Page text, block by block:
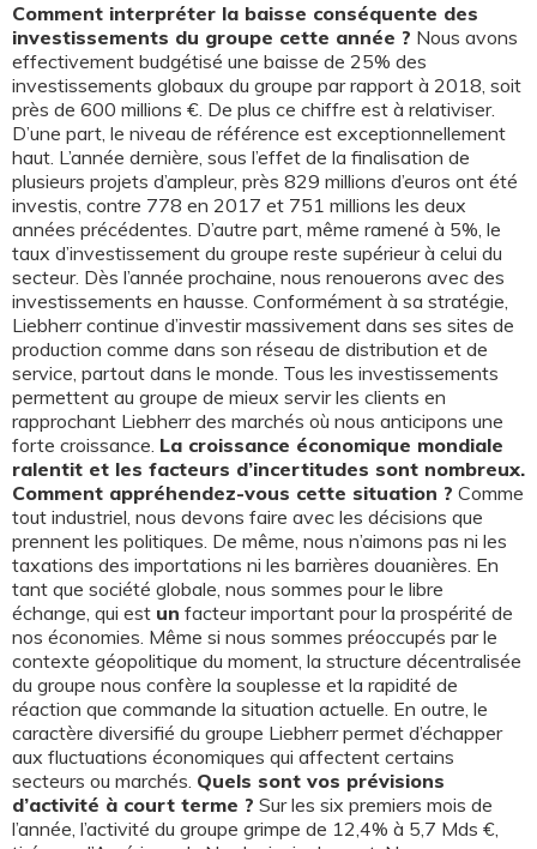
Comment interpréter la baisse conséquente des
investissements du groupe cette année ? Nous avons
effectivement budgétisé une baisse de 25% des
investissements globaux du groupe par rapport à 2018, soit
près de 600 millions €. De plus ce chiffre est à relativiser.
D’une part, le niveau de référence est exceptionnellement
haut. L’année dernière, sous l’effet de la finalisation de
plusieurs projets d’ampleur, près 829 millions d’euros ont été
investis, contre 778 en 2017 et 751 millions les deux
années précédentes. D’autre part, même ramené à 5%, le
taux d’investissement du groupe reste supérieur à celui du
secteur. Dès l’année prochaine, nous renouerons avec des
investissements en hausse. Conformément à sa stratégie,
Liebherr continue d’investir massivement dans ses sites de
production comme dans son réseau de distribution et de
service, partout dans le monde. Tous les investissements
permettent au groupe de mieux servir les clients en
rapprochant Liebherr des marchés où nous anticipons une
forte croissance. La croissance économique mondiale
ralentit et les facteurs d’incertitudes sont nombreux.
Comment appréhendez-vous cette situation ? Comme
tout industriel, nous devons faire avec les décisions que
prennent les politiques. De même, nous n’aimons pas ni les
taxations des importations ni les barrières douanières. En
tant que société globale, nous sommes pour le libre
échange, qui est un facteur important pour la prospérité de
nos économies. Même si nous sommes préoccupés par le
contexte géopolitique du moment, la structure décentralisée
du groupe nous confère la souplesse et la rapidité de
réaction que commande la situation actuelle. En outre, le
caractère diversifié du groupe Liebherr permet d’échapper
aux fluctuations économiques qui affectent certains
secteurs ou marchés. Quels sont vos prévisions
d’activité à court terme ? Sur les six premiers mois de
l’année, l’activité du groupe grimpe de 12,4% à 5,7 Mds €,